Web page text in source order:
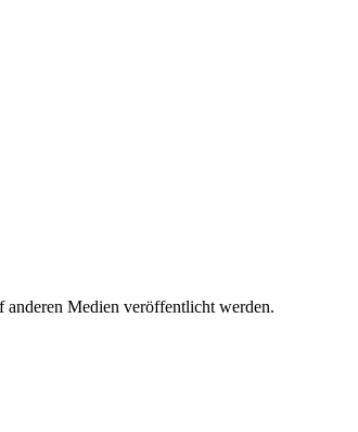
anderen Medien veröffentlicht werden.